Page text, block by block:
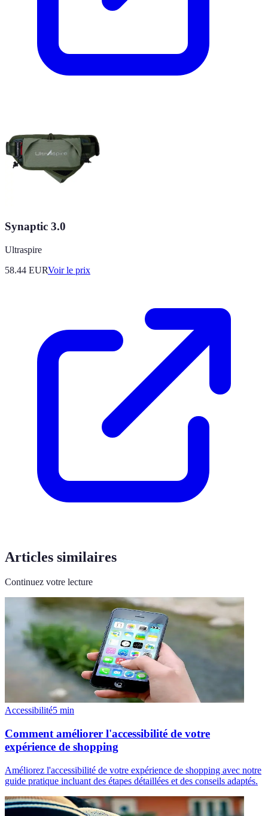
Synaptic 3.0
Ultraspire
58.44 EURVoir le prix
Articles similaires
Continuez votre lecture
Accessibilité5 min
Comment améliorer l'accessibilité de votre
expérience de shopping
Améliorez l'accessibilité de votre expérience de shopping avec notre
guide pratique incluant des étapes détaillées et des conseils adaptés.